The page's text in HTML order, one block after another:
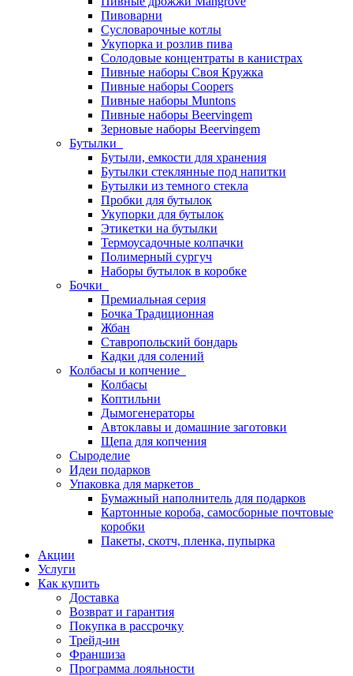
Пивоварни
Сусловарочные котлы
Укупорка и розлив пива
Солодовые концентраты в канистрах
Пивные наборы Своя Кружка
Пивные наборы Coopers
Пивные наборы Muntons
Пивные наборы Beervingem
Зерновые наборы Beervingem
Бутылки
Бутыли, емкости для хранения
Бутылки стеклянные под напитки
Бутылки из темного стекла
Пробки для бутылок
Укупорки для бутылок
Этикетки на бутылки
Термоусадочные колпачки
Полимерный сургуч
Наборы бутылок в коробке
Бочки
Премиальная серия
Бочка Традиционная
Жбан
Ставропольский бондарь
Кадки для солений
Колбасы и копчение
Колбасы
Коптильни
Дымогенераторы
Автоклавы и домашние заготовки
Щепа для копчения
Сыроделие
Идеи подарков
Упаковка для маркетов
Бумажный наполнитель для подарков
Картонные короба, самосборные почтовые
коробки
Пакеты, скотч, пленка, пупырка
Акции
Услуги
Как купить
Доставка
Возврат и гарантия
Покупка в рассрочку
Трейд-ин
Франшиза
Программа лояльности